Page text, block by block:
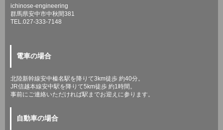
ichinose-engineering
群馬県安中市中秋間381
TEL.027-333-7148
電車の場合
北陸新幹線安中榛名駅を降りて3km徒歩 約40分。
JR信越本線安中駅を降りて5km徒歩 約1時間。
事前にご連絡いただければ駅までお迎えに参ります。
自動車の場合